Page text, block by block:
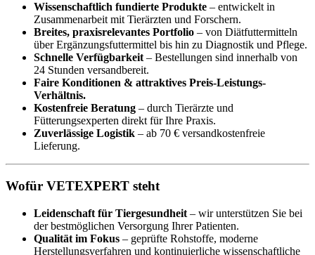
Wissenschaftlich fundierte Produkte – entwickelt in
Zusammenarbeit mit Tierärzten und Forschern.
Breites, praxisrelevantes Portfolio – von Diätfuttermitteln
über Ergänzungsfuttermittel bis hin zu Diagnostik und Pflege.
Schnelle Verfügbarkeit – Bestellungen sind innerhalb von
24 Stunden versandbereit.
Faire Konditionen & attraktives Preis-Leistungs-
Verhältnis.
Kostenfreie Beratung – durch Tierärzte und
Fütterungsexperten direkt für Ihre Praxis.
Zuverlässige Logistik – ab 70 € versandkostenfreie
Lieferung.
Wofür VETEXPERT steht
Leidenschaft für Tiergesundheit – wir unterstützen Sie bei
der bestmöglichen Versorgung Ihrer Patienten.
Qualität im Fokus – geprüfte Rohstoffe, moderne
Herstellungsverfahren und kontinuierliche wissenschaftliche